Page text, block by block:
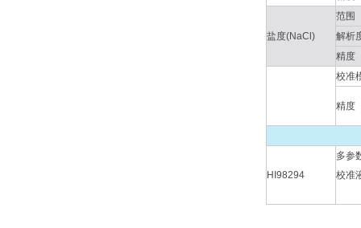
盐度(NaCl)
范围
解析
精度
校准
精度
HI98294
多参
校准